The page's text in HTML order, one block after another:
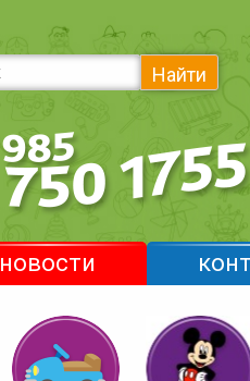
Найти
новости